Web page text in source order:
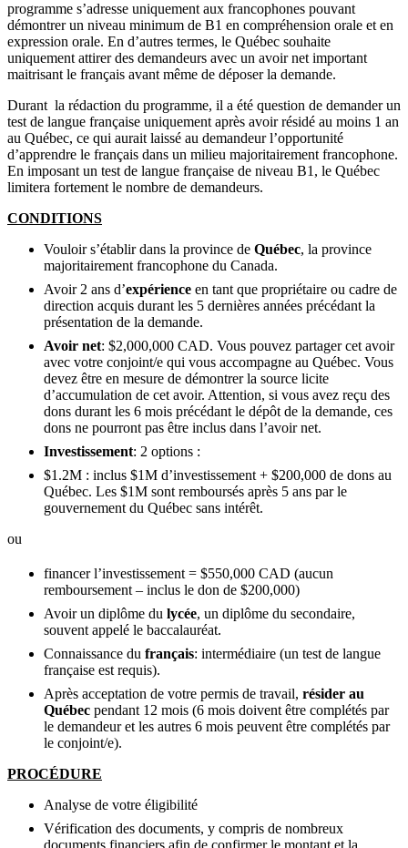
programme s’adresse uniquement aux francophones pouvant
démontrer un niveau minimum de B1 en compréhension orale et en
expression orale. En d’autres termes, le Québec souhaite
uniquement attirer des demandeurs avec un avoir net important
maitrisant le français avant même de déposer la demande.
Durant la rédaction du programme, il a été question de demander un
test de langue française uniquement après avoir résidé au moins 1 an
au Québec, ce qui aurait laissé au demandeur l’opportunité
d’apprendre le français dans un milieu majoritairement francophone.
En imposant un test de langue française de niveau B1, le Québec
limitera fortement le nombre de demandeurs.
CONDITIONS
Vouloir s’établir dans la province de Québec, la province
majoritairement francophone du Canada.
Avoir 2 ans d’expérience en tant que propriétaire ou cadre de
direction acquis durant les 5 dernières années précédant la
présentation de la demande.
Avoir net: $2,000,000 CAD. Vous pouvez partager cet avoir
avec votre conjoint/e qui vous accompagne au Québec. Vous
devez être en mesure de démontrer la source licite
d’accumulation de cet avoir. Attention, si vous avez reçu des
dons durant les 6 mois précédant le dépôt de la demande, ces
dons ne pourront pas être inclus dans l’avoir net.
Investissement: 2 options :
$1.2M : inclus $1M d’investissement + $200,000 de dons au
Québec. Les $1M sont remboursés après 5 ans par le
gouvernement du Québec sans intérêt.
ou
financer l’investissement = $550,000 CAD (aucun
remboursement – inclus le don de $200,000)
Avoir un diplôme du lycée, un diplôme du secondaire,
souvent appelé le baccalauréat.
Connaissance du français: intermédiaire (un test de langue
française est requis).
Après acceptation de votre permis de travail, résider au
Québec pendant 12 mois (6 mois doivent être complétés par
le demandeur et les autres 6 mois peuvent être complétés par
le conjoint/e).
PROCÉDURE
Analyse de votre éligibilité
Vérification des documents, y compris de nombreux
documents financiers afin de confirmer le montant et la